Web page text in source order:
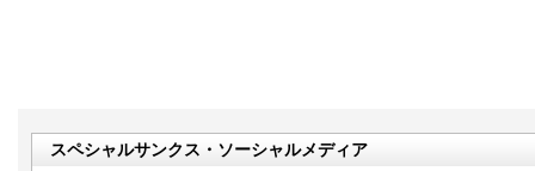
スペシャルサンクス・ソーシャルメディア